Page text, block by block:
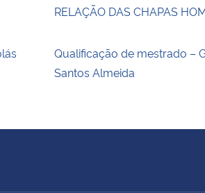
RELAÇÃO DAS CHAPAS
Qualificação de mestrado –
Santos Almeida